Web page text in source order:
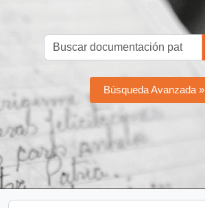
Búsqueda Avanzada »